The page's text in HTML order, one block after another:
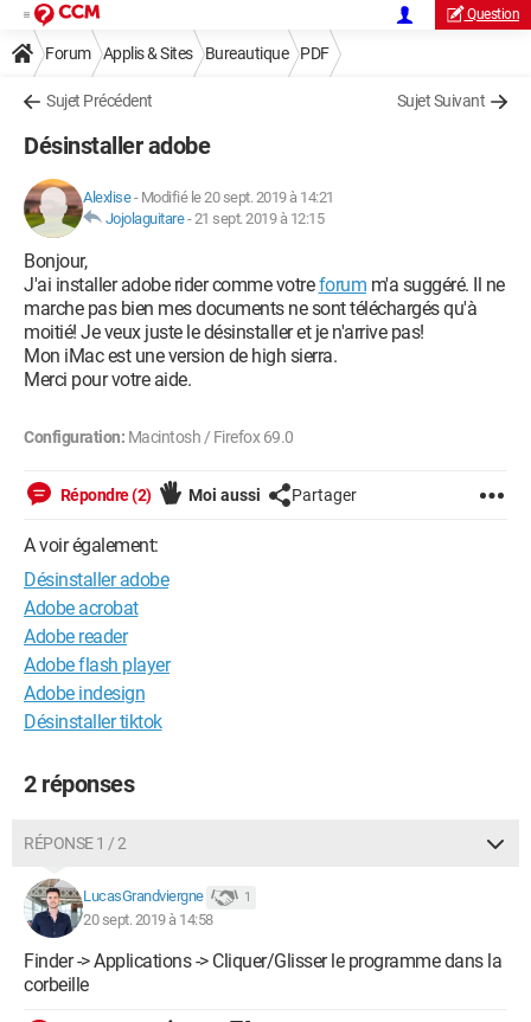
Question
Forum Applis & Sites Bureautique PDF
Sujet Précédent Sujet Suivant
Désinstaller adobe
Alexlise- Modifié le 20 sept. 2019 à 14:21
Jojolaguitare-21 sept. 2019 à 12:15
Bonjour,
J'ai installer adobe rider comme votreforum m'a suggéré. Il ne
marche pas bien mes documents ne sont téléchargés qu'à
moitié! Je veux juste le désinstaller et je n'arrive pas!
Mon iMac est une version de high sierra.
Merci pour votre aide.
Configuration: Macintosh / Firefox 69.0
Répondre (2) Moi aussi Partager
A voir également:
Désinstaller adobe
Adobe acrobat
Adobe reader
Adobe flash player
Adobe indesign
Désinstaller tiktok
2 réponses
RÉPONSE 1 / 2
LucasGrandviergne 1
20 sept. 2019 à 14:58
Finder -> Applications -> Cliquer/Glisser le programme dans la
corbeille